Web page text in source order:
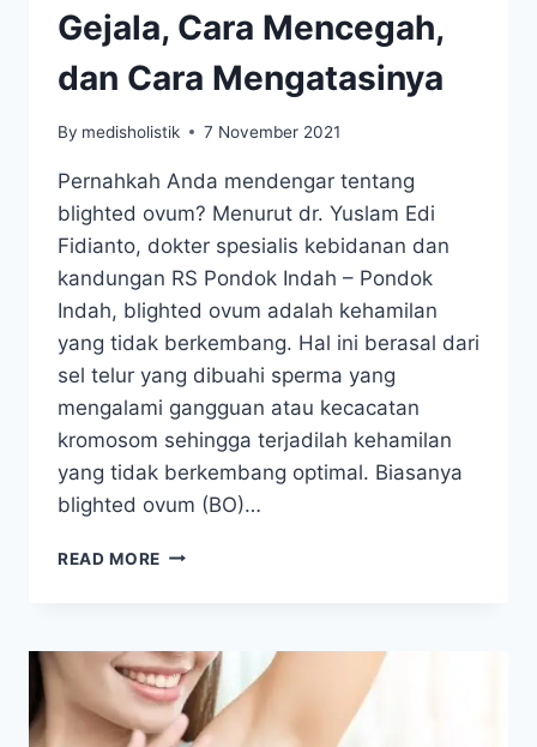
Gejala, Cara Mencegah,
dan Cara Mengatasinya
By medisholistik 7 November 2021
Pernahkah Anda mendengar tentang
blighted ovum? Menurut dr. Yuslam Edi
Fidianto, dokter spesialis kebidanan dan
kandungan RS Pondok Indah – Pondok
Indah, blighted ovum adalah kehamilan
yang tidak berkembang. Hal ini berasal dari
sel telur yang dibuahi sperma yang
mengalami gangguan atau kecacatan
kromosom sehingga terjadilah kehamilan
yang tidak berkembang optimal. Biasanya
blighted ovum (BO)…
READ MORE BLIGHTED
PENYEBAB,
GEJALA,
CARA
MENCEGAH,